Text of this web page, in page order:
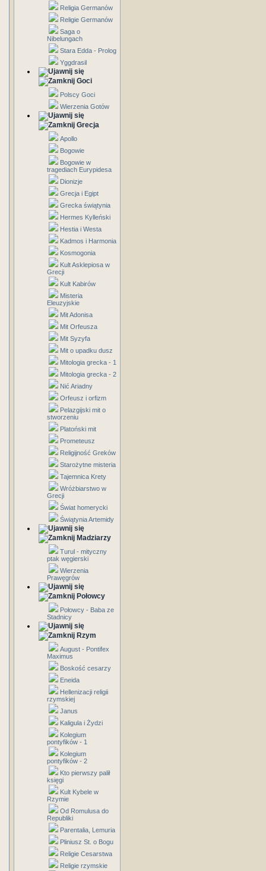
Religia Germanów
Religie Germanów
Saga o
Nibelungach
Stara Edda - Prolog
Yggdrasil
Goci
Polscy Goci
Wierzenia Gotów
Grecja
Apollo
Bogowie
Bogowie w
tragediach Eurypidesa
Dionizje
Grecja i Egipt
Grecka świątynia
Hermes Kylleński
Hestia i Westa
Kadmos i Harmonia
Kosmogonia
Kult Asklepiosa w
Grecji
Kult Kabirów
Misteria
Eleuzyjskie
Mit Adonisa
Mit Orfeusza
Mit Syzyfa
Mit o upadku dusz
Mitologia grecka - 1
Mitologia grecka - 2
Nić Ariadny
Orfeusz i orfizm
Pelazgijski mit o
stworzeniu
Platoński mit
Prometeusz
Religijność Greków
Starożytne misteria
Tajemnica Krety
Wróżbiarstwo w
Grecji
Świat homerycki
Świątynia Artemidy
Madziarzy
Turul - mityczny
ptak węgierski
Wierzenia
Prawęgrów
Połowcy
Połowcy - Baba ze
Stadnicy
Rzym
August - Pontifex
Maximus
Boskość cesarzy
Eneida
Hellenizacji religii
rzymskiej
Janus
Kaligula i Żydzi
Kolegium
pontyfików - 1
Kolegium
pontyfików - 2
Kto pierwszy palił
księgi
Kult Kybele w
Rzymie
Od Romulusa do
Republiki
Parentalia, Lemuria
Pliniusz St. o Bogu
Religie Cesarstwa
Religie rzymskie